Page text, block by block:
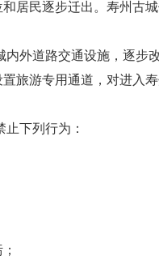
居民逐步迁出。寿州古
内外道路交通设施，逐步
旅游专用通道，对进入
下列行为：